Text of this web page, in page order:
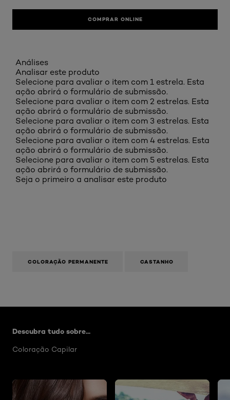
COMPRAR ONLINE
Análises
Analisar este produto
Selecione para avaliar o item com 1 estrela. Esta
ação abrirá o formulário de submissão.
Selecione para avaliar o item com 2 estrelas. Esta
ação abrirá o formulário de submissão.
Selecione para avaliar o item com 3 estrelas. Esta
ação abrirá o formulário de submissão.
Selecione para avaliar o item com 4 estrelas. Esta
ação abrirá o formulário de submissão.
Selecione para avaliar o item com 5 estrelas. Esta
ação abrirá o formulário de submissão.
Seja o primeiro a analisar este produto
COLORAÇÃO PERMANENTE CASTANHO
Descubra tudo sobre...
Coloração Capilar